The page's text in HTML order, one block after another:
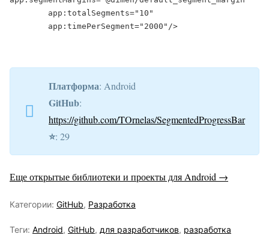
Платформа: Android
GitHub:
https://github.com/TOrnelas/SegmentedProgressBar
⭐️: 29
Еще открытые библиотеки и проекты для Android →
Категории: GitHub, Разработка
Теги: Android, GitHub, для разработчиков, разработка